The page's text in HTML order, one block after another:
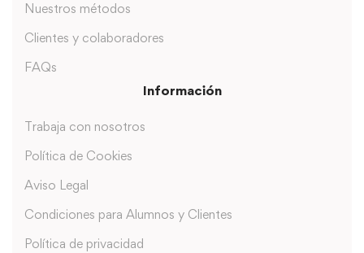
Nuestros métodos
Clientes y colaboradores
FAQs
Información
Trabaja con nosotros
Política de Cookies
Aviso Legal
Condiciones para Alumnos y Clientes
Política de privacidad